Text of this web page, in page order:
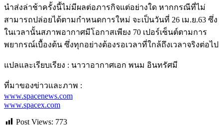
นำส่งล่าช้าครั้งนี้ไม่มีผลต่อภารกิจแต่อย่างใด หากกรณีที่ไม่
สามารถปล่อยได้ตามกำหนดการใหม่ จะเป็นวันที่ 26 เม.ย.63 ซึ่ง
ในเวลานั้นสภาพอากาศมีโอกาสเพียง 70 เปอร์เซ็นต์ตามการ
พยากรณ์เบื้องต้น ซึ่งทุกอย่างต้องรอเวลาที่ใกล้ถึงเวลาจริงต่อไป
แปลและเรียบเรียง : นาวาอากาศเอก พนม อินทรัศมี
ที่มาของข่าวและภาพ :
www.spacenews.com
www.spacex.com
Post Views: 773